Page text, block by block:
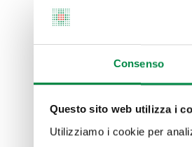
Consenso
Questo sito web utilizza i
Utilizziamo i cookie per
Occorre
interventi, per
riguardano la
unendo tutte
welfare.
I principi-